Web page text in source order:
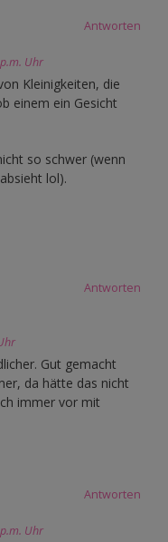
Antworten
Uhr
Kleinigkeiten, die
einem ein Gesicht
so schwer (wenn
lol).
Antworten
Gut gemacht
da hätte das nicht
immer vor mit
Antworten
Uhr